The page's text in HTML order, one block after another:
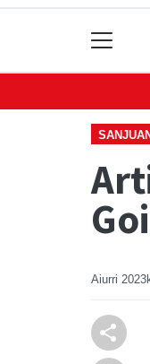
Aiurri